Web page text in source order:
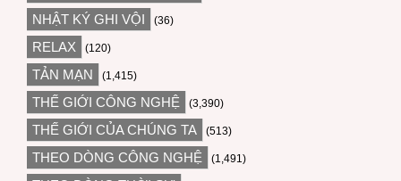
NHẬT KÝ GHI VỘI (36)
RELAX (120)
TẢN MẠN (1,415)
THẾ GIỚI CÔNG NGHỆ (3,390)
THẾ GIỚI CỦA CHÚNG TA (513)
THEO DÒNG CÔNG NGHỆ (1,491)